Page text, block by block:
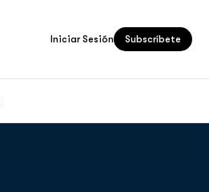
Iniciar Sesión Subscríbete